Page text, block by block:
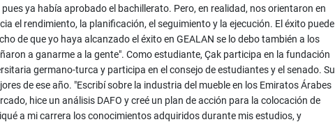
ya había aprobado el bachillerato. Pero, en realidad, nos orientaron en
el rendimiento, la planificación, el seguimiento y la ejecución. El éxito puede
de que yo haya alcanzado el éxito en GEALAN se lo debo también a los
a ganarme a la gente". Como estudiante, Çak participa en la fundación
germano-turca y participa en el consejo de estudiantes y el senado. Su
de ese año. "Escribí sobre la industria del mueble en los Emiratos Árabes
hice un análisis DAFO y creé un plan de acción para la colocación de
a mi carrera los conocimientos adquiridos durante mis estudios, y